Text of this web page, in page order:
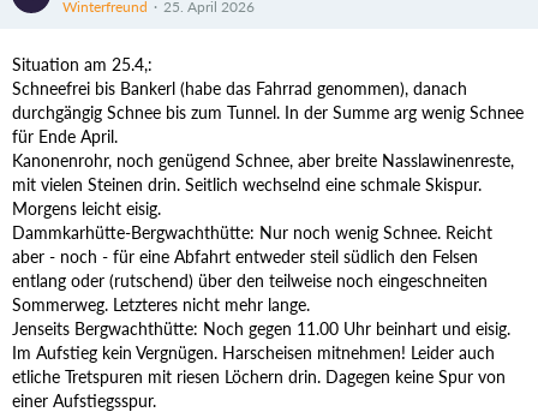
Winterfreund 25. April 2026
Situation am 25.4,:
Schneefrei bis Bankerl (habe das Fahrrad genommen), danach
durchgängig Schnee bis zum Tunnel. In der Summe arg wenig Schnee
für Ende April.
Kanonenrohr, noch genügend Schnee, aber breite Nasslawinenreste,
mit vielen Steinen drin. Seitlich wechselnd eine schmale Skispur.
Morgens leicht eisig.
Dammkarhütte-Bergwachthütte: Nur noch wenig Schnee. Reicht
aber - noch - für eine Abfahrt entweder steil südlich den Felsen
entlang oder (rutschend) über den teilweise noch eingeschneiten
Sommerweg. Letzteres nicht mehr lange.
Jenseits Bergwachthütte: Noch gegen 11.00 Uhr beinhart und eisig.
Im Aufstieg kein Vergnügen. Harscheisen mitnehmen! Leider auch
etliche Tretspuren mit riesen Löchern drin. Dagegen keine Spur von
einer Aufstiegsspur.